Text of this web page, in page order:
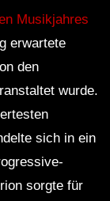
Musikjahres
erwartete
den
wurde.
sich in ein
sorgte für